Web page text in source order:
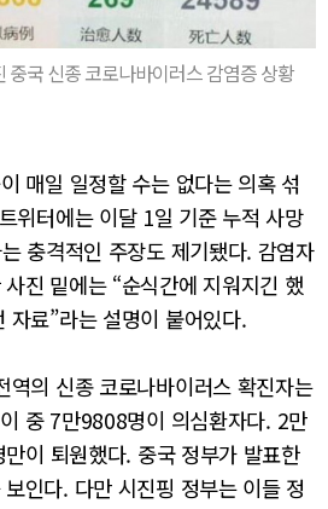
중국 신종 코로나바이러스 감염증 상황
매일 일정할 수는 없다는 의혹 섞
위터에는 이달 1일 기준 누적 사망
충격적인 주장도 제기됐다. 감염자
진 밑에는 “순식간에 지워지긴 했
자료”라는 설명이 붙어있다.
역의 신종 코로나바이러스 확진자는
중 7만9808명이 의심환자다. 2만
이 퇴원했다. 중국 정부가 발표한
인다. 다만 시진핑 정부는 이들 정